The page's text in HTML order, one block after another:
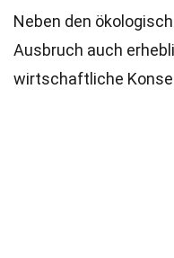
Neben den
Ausbruch auch
wirtschaftliche